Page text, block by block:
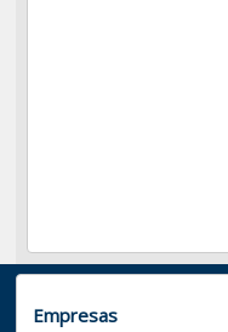
Empresas